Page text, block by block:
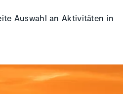
Auswahl an Aktivitäten in